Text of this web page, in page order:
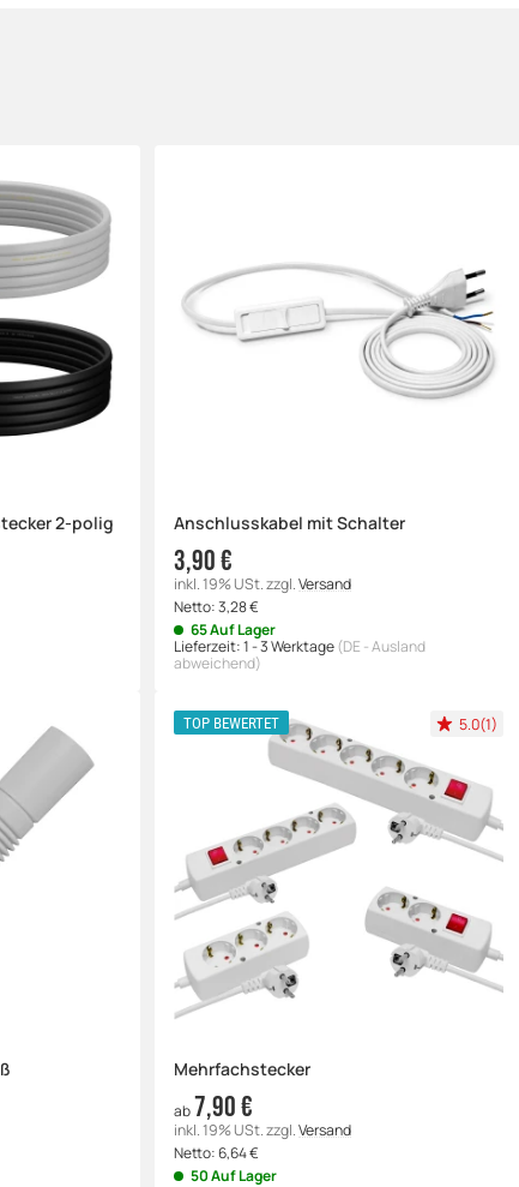
2-polig Anschlusskabel mit Schalter
3,90 €
inkl. 19% USt.zzgl.Versand
Netto:3,28€
65 Auf Lager
Lieferzeit:1 - 3 Werktage(DE - Ausland
abweichend)
TOP BEWERTET 5.0(1)
Mehrfachstecker
ab7,90 €
inkl. 19% USt.zzgl.Versand
Netto:6,64€
50 Auf Lager